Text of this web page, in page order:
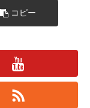
コピー